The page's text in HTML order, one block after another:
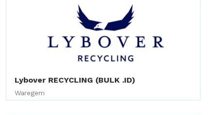
Lybover RECYCLING (BULK .ID)
Waregem